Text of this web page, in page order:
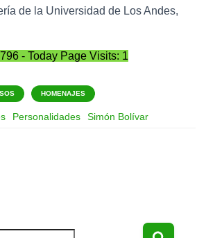
de la Universidad de Los Andes,
- Today Page Visits: 1
HOMENAJES
Personalidades Simón Bolívar